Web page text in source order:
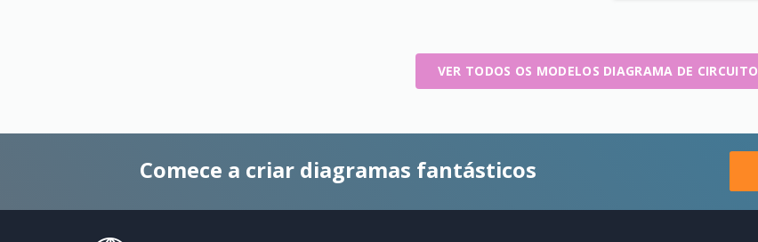
VER TODOS OS MODELOS DIAGRAMA DE CIRCUITO
Comece a criar diagramas fantásticos